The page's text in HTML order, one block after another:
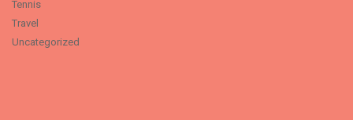
Tennis
Travel
Uncategorized